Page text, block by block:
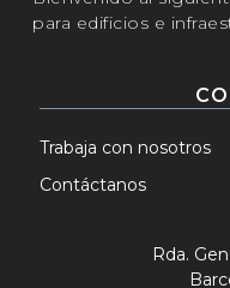
para edificios e
Trabaja con nosotros
Contáctanos
Rda.